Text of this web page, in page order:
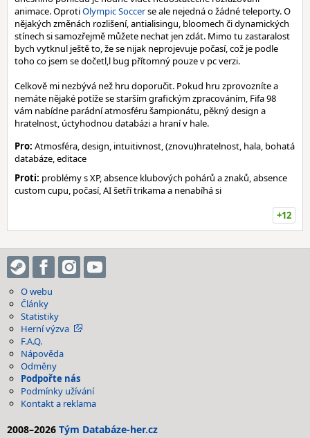
animace. OprotiOlympic Soccerse ale nejedná o žádné teleporty. O
nějakých změnách rozlišení, antialisingu, bloomech či dynamických
stínech si samozřejmě můžete nechat jen zdát. Mimo tu zastaralost
bych vytknul ještě to, že se nijak neprojevuje počasí, což je podle
toho co jsem se dočetl,l bug přítomný pouze v pc verzi.
Celkově mi nezbývá než hru doporučit. Pokud hru zprovozníte a
nemáte nějaké potíže se starším grafickým zpracováním, Fifa 98
vám nabídne parádní atmosféru šampionátu, pěkný design a
hratelnost, úctyhodnou databázi a hraní v hale.
Pro: Atmosféra, design, intuitivnost, (znovu)hratelnost, hala, bohatá
databáze, editace
Proti: problémy s XP, absence klubových pohárů a znaků, absence
custom cupu, počasí, AI šetří trikama a nenabíhá si
+12
O webu
Články
Statistiky
Herní výzva
F.A.Q.
Nápověda
Odměny
Podpořte nás
Podmínky užívání
Kontakt a reklama
2008–2026 Tým Databáze-her.cz